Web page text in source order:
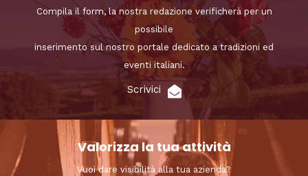
Compila il form, la nostra redazione verificherà per un
possibile
inserimento sul nostro portale dedicato a tradizioni ed
eventi italiani.
Scrivici
Valorizza la tua attività
Vuoi dare visibilità alla tua azienda?